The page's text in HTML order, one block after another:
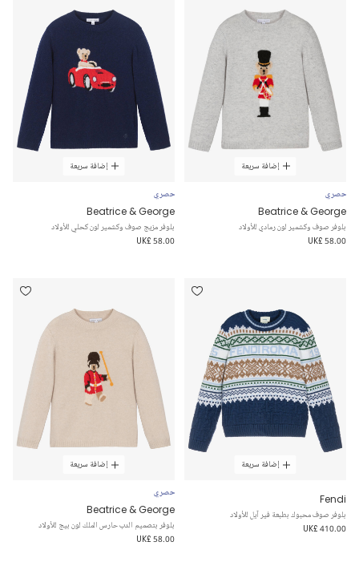
إضافة سريعة
حصري
Beatrice & George
بلوفر صوف وكشمير لون رمادي للأولاد
UK£ 58.00
إضافة سريعة
حصري
Beatrice & George
بلوفر مزيج صوف وكشمير لون كحلي للأولاد
UK£ 58.00
إضافة سريعة
Fendi
بلوفر صوف محبوك بطبعة فير آيل للأولاد
UK£ 410.00
إضافة سريعة
حصري
Beatrice & George
بلوفر بتصميم الدب حارس الملك لون بيج للأولاد
UK£ 58.00